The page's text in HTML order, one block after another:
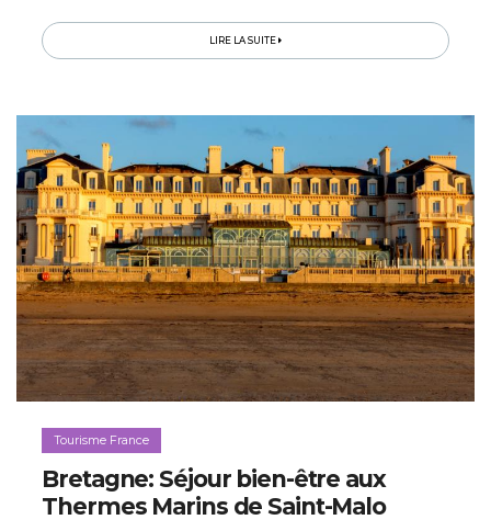
LIRE LA SUITE
Tourisme France
Bretagne: Séjour bien-être aux
Thermes Marins de Saint-Malo